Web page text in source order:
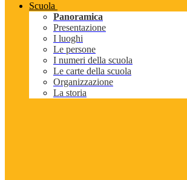
Scuola
Panoramica
Presentazione
I luoghi
Le persone
I numeri della scuola
Le carte della scuola
Organizzazione
La storia